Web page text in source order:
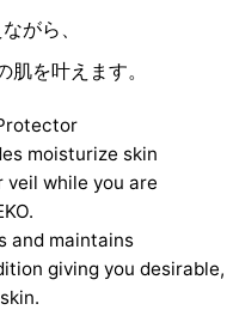
がら、
を叶えます。
moisturize skin
while you are
and maintains
giving you desirable,